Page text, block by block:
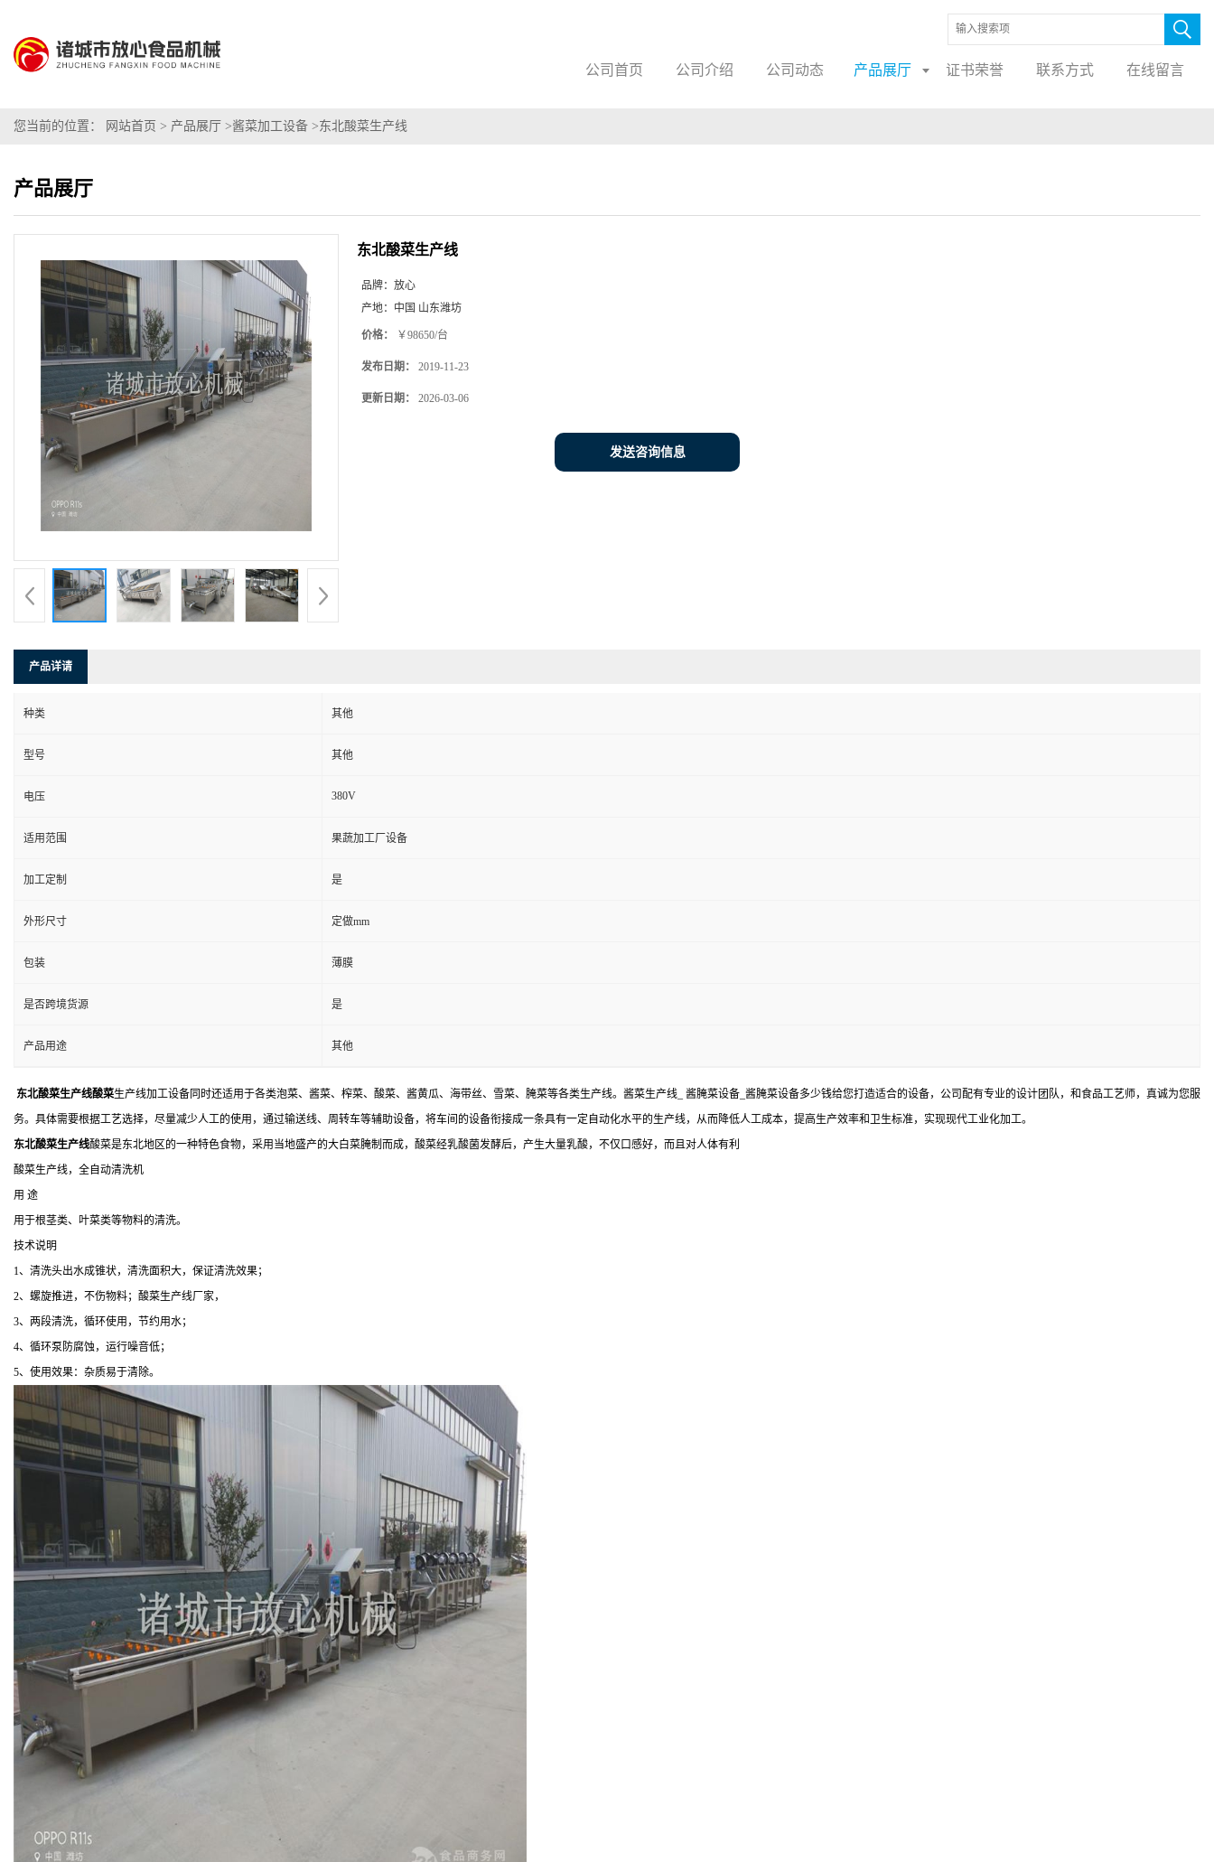
公司首页 公司介绍 公司动态 产品展厅 证书荣誉 联系方式 在线留言
您当前的位置： 网站首页 > 产品展厅 >酱菜加工设备 >东北酸菜生产线
产品展厅
东北酸菜生产线
品牌： 放心
产地： 中国 山东潍坊
价格： ￥98650/台
发布日期： 2019-11-23
更新日期： 2026-03-06
发送咨询信息
产品详请
种类 其他
型号 其他
电压 380V
适用范围 果蔬加工厂设备
加工定制 是
外形尺寸 定做mm
包装 薄膜
是否跨境货源 是
产品用途 其他
东北酸菜生产线酸菜生产线加工设备同时还适用于各类泡菜、酱菜、榨菜、酸菜、酱黄瓜、海带丝、雪菜、腌菜等各类生产线。酱菜生产线_ 酱腌菜设备_酱腌菜设备多少钱给您打造适合的设备，公司配有专业的设计团队，和食品工艺师，真诚为您服
务。具体需要根据工艺选择，尽量减少人工的使用，通过输送线、周转车等辅助设备，将车间的设备衔接成一条具有一定自动化水平的生产线，从而降低人工成本，提高生产效率和卫生标准，实现现代工业化加工。
东北酸菜生产线酸菜是东北地区的一种特色食物，采用当地盛产的大白菜腌制而成，酸菜经乳酸菌发酵后，产生大量乳酸，不仅口感好，而且对人体有利
酸菜生产线，全自动清洗机
用 途
用于根茎类、叶菜类等物料的清洗。
技术说明
1、清洗头出水成锥状，清洗面积大，保证清洗效果；
2、螺旋推进，不伤物料；酸菜生产线厂家，
3、两段清洗，循环使用，节约用水；
4、循环泵防腐蚀，运行噪音低；
5、使用效果：杂质易于清除。